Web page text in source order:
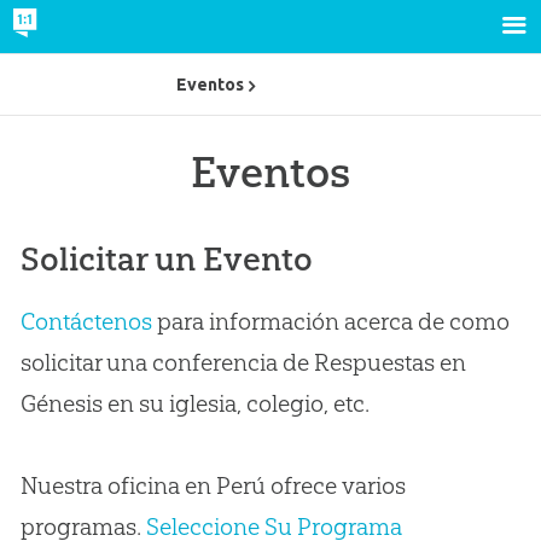
Eventos
Solicitar un Evento
Contáctenospara información acerca de como
solicitar una conferencia de Respuestas en
Génesis en su iglesia, colegio, etc.
Nuestra oficina en Perú ofrece varios
programas. Seleccione Su Programa
Eventos